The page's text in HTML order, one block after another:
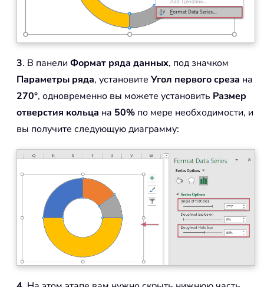
3. В панели Формат ряда данных, под значком
Параметры ряда, установите Угол первого среза на
270°, одновременно вы можете установить Размер
отверстия кольца на 50% по мере необходимости, и
вы получите следующую диаграмму: